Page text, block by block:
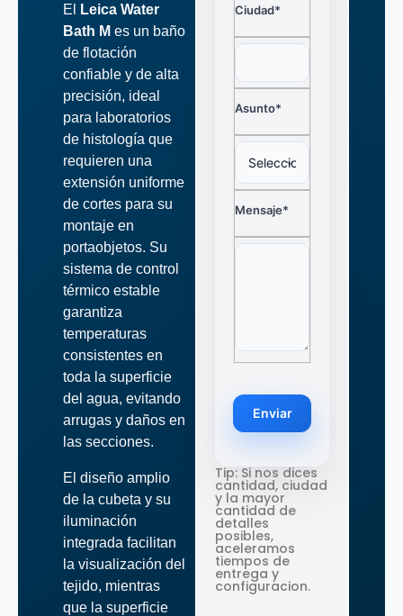
El
Leica Water
Bath M es un baño
de flotación
confiable y de alta
precisión, ideal
para laboratorios
de histología que
requieren una
extensión uniforme
de cortes para su
montaje en
portaobjetos. Su
sistema de control
térmico estable
garantiza
temperaturas
consistentes en
toda la superficie
del agua, evitando
arrugas y daños en
las secciones.
El diseño amplio
de la cubeta y su
iluminación
integrada facilitan
la visualización del
tejido, mientras
que la superficie
Ciudad*
Asunto*
Mensaje*
Enviar
Tip: Si nos dices
cantidad, ciudad
y la mayor
cantidad de
detalles
posibles,
aceleramos
tiempos de
entrega y
configuracion.